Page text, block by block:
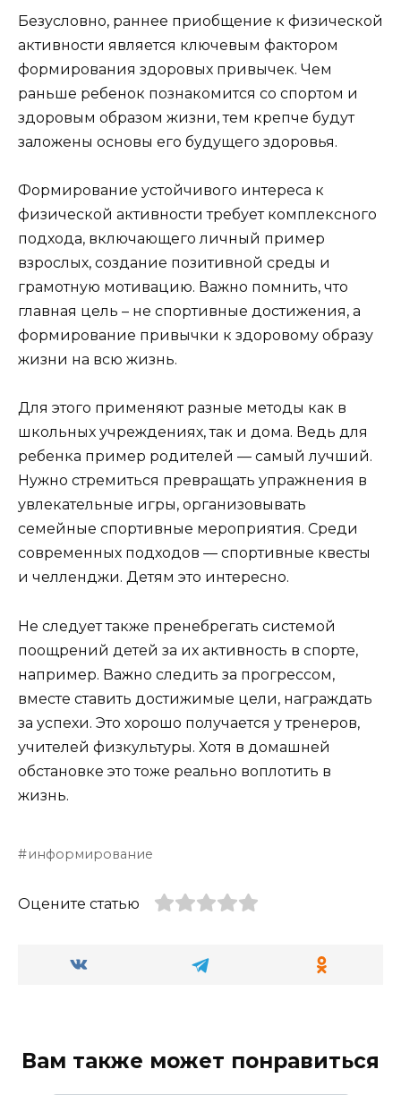
Безусловно, раннее приобщение к физической
активности является ключевым фактором
формирования здоровых привычек. Чем
раньше ребенок познакомится со спортом и
здоровым образом жизни, тем крепче будут
заложены основы его будущего здоровья.
Формирование устойчивого интереса к
физической активности требует комплексного
подхода, включающего личный пример
взрослых, создание позитивной среды и
грамотную мотивацию. Важно помнить, что
главная цель – не спортивные достижения, а
формирование привычки к здоровому образу
жизни на всю жизнь.
Для этого применяют разные методы как в
школьных учреждениях, так и дома. Ведь для
ребенка пример родителей — самый лучший.
Нужно стремиться превращать упражнения в
увлекательные игры, организовывать
семейные спортивные мероприятия. Среди
современных подходов — спортивные квесты
и челленджи. Детям это интересно.
Не следует также пренебрегать системой
поощрений детей за их активность в спорте,
например. Важно следить за прогрессом,
вместе ставить достижимые цели, награждать
за успехи. Это хорошо получается у тренеров,
учителей физкультуры. Хотя в домашней
обстановке это тоже реально воплотить в
жизнь.
информирование
Оцените статью
Вам также может понравиться